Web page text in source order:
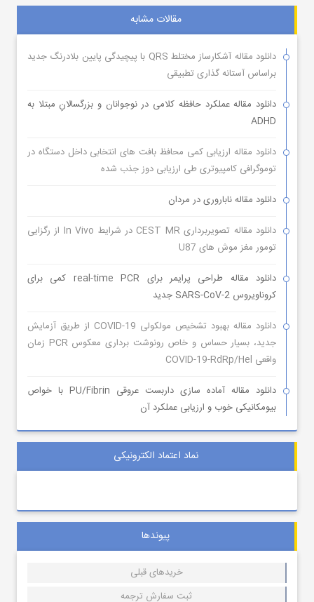
مقالات مشابه
دانلود مقاله آشکارساز مختلط QRS با پیچیدگی پایین بلادرنگ جدید
براساس آستانه گذاری تطبیقی
دانلود مقاله عملکرد حافظه کلامی در نوجوانان و بزرگسالانِ مبتلا به
ADHD
دانلود مقاله ارزیابی کمی محافظ بافت های انتخابی داخل دستگاه در
توموگرافی کامپیوتری طی ارزیابی دوز جذب شده
دانلود مقاله ناباروری در مردان
دانلود مقاله تصویربرداری CEST MR در شرایط In Vivo از رگزایی
تومور مغز موش های U87
دانلود مقاله طراحی پرایمر برای real-time PCR کمی برای
کروناویروس SARS-CoV-2 جدید
دانلود مقاله بهبود تشخیص مولکولی COVID-19 از طریق آزمایش
جدید، بسیار حساس و خاص رونوشت برداری معکوس PCR زمان
واقعی COVID-19-RdRp/Hel
دانلود مقاله آماده سازی داربست عروقی PU/Fibrin با خواص
بیومکانیکی خوب و ارزیابی عملکرد آن
نماد اعتماد الکترونیکی
پیوندها
خریدهای قبلی
ثبت سفارش ترجمه